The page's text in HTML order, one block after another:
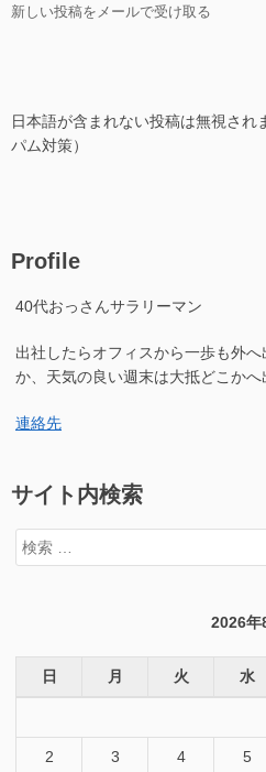
新しい投稿をメールで受け取る
日本語が含まれない投稿は無視され
パム対策）
Profile
40代おっさんサラリーマン
出社したらオフィスから一歩も外
か、天気の良い週末は大抵どこかへ
連絡先
サイト内検索
検
索
2026年
日 月 火 水
2 3 4 5